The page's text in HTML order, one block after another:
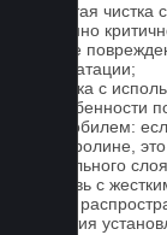
1. Частая
особенно
мелкие
эксплуатации;
2. Мойка с
3. Особенности
автомобилем:
на ковролине,
текстильного
4. Обувь с
На что
Гарантия